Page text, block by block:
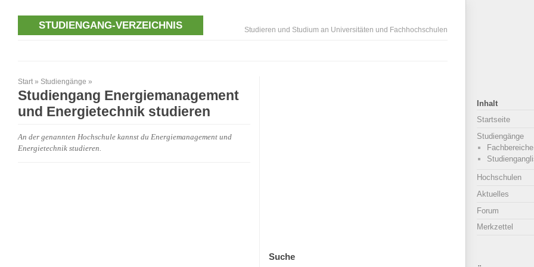
STUDIENGANG-VERZEICHNIS Studieren und Studium an Universitäten und Fachhochschulen
Start » Studiengänge »
Studiengang Energiemanagement
und Energietechnik studieren
An der genannten Hochschule kannst du Energiemanagement und
Energietechnik studieren.
Suche
Inhalt
Startseite
Studiengänge
Fachbereiche
Hochschulen
Aktuelles
Forum
Merkzettel